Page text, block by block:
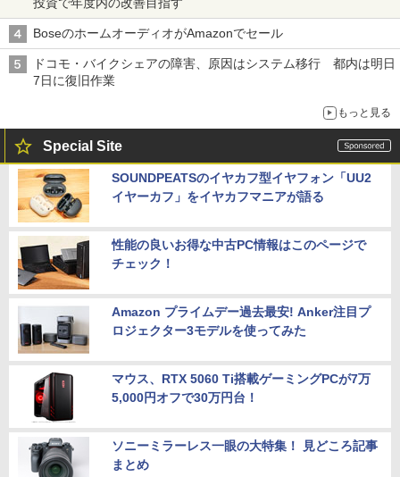
BoseのホームオーディオがAmazonでセール
ドコモ・バイクシェアの障害、原因はシステム移行 都内は明日
7日に復旧作業
もっと見る
Special Site
SOUNDPEATSのイヤカフ型イヤフォン「UU2
イヤーカフ」をイヤカフマニアが語る
性能の良いお得な中古PC情報はこのページで
チェック！
Amazon プライムデー過去最安! Anker注目プ
ロジェクター3モデルを使ってみた
マウス、RTX 5060 Ti搭載ゲーミングPCが7万
5,000円オフで30万円台！
ソニーミラーレス一眼の大特集！ 見どころ記事
まとめ